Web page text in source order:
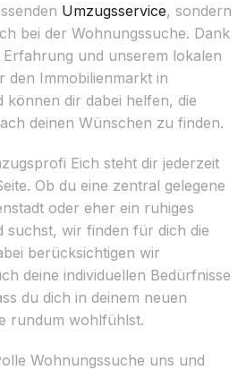
Umzugsservice, sondern
bei der Wohnungssuche. Dank
und unserem lokalen
den Immobilienmarkt in
können dir dabei helfen, die
deinen Wünschen zu finden.
Eich steht dir jederzeit
Ob du eine zentral gelegene
oder eher ein ruhiges
suchst, wir finden für dich die
berücksichtigen wir
deine individuellen Bedürfnisse
du dich in deinem neuen
rundum wohlfühlst.
Wohnungssuche uns und